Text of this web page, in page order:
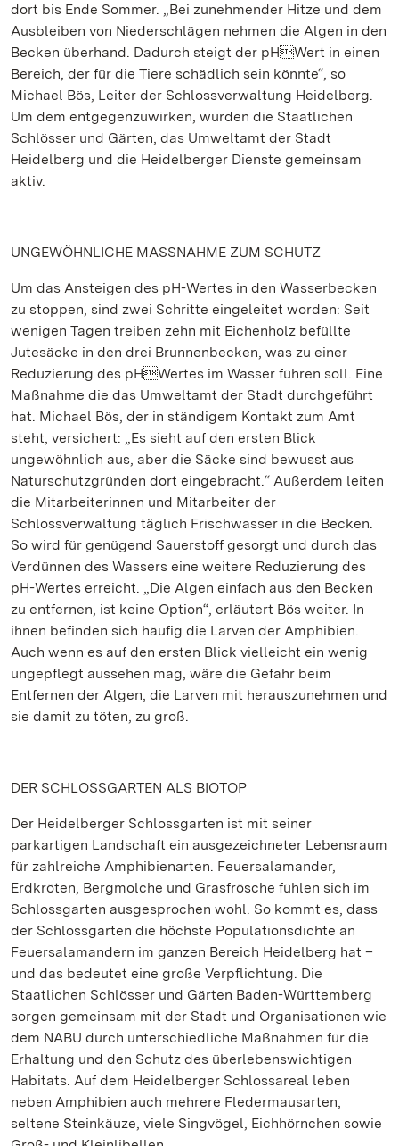
dort bis Ende Sommer. „Bei zunehmender Hitze und dem
Ausbleiben von Niederschlägen nehmen die Algen in den
Becken überhand. Dadurch steigt der pHWert in einen
Bereich, der für die Tiere schädlich sein könnte“, so
Michael Bös, Leiter der Schlossverwaltung Heidelberg.
Um dem entgegenzuwirken, wurden die Staatlichen
Schlösser und Gärten, das Umweltamt der Stadt
Heidelberg und die Heidelberger Dienste gemeinsam
aktiv.
UNGEWÖHNLICHE MASSNAHME ZUM SCHUTZ
Um das Ansteigen des pH-Wertes in den Wasserbecken
zu stoppen, sind zwei Schritte eingeleitet worden: Seit
wenigen Tagen treiben zehn mit Eichenholz befüllte
Jutesäcke in den drei Brunnenbecken, was zu einer
Reduzierung des pHWertes im Wasser führen soll. Eine
Maßnahme die das Umweltamt der Stadt durchgeführt
hat. Michael Bös, der in ständigem Kontakt zum Amt
steht, versichert: „Es sieht auf den ersten Blick
ungewöhnlich aus, aber die Säcke sind bewusst aus
Naturschutzgründen dort eingebracht.“ Außerdem leiten
die Mitarbeiterinnen und Mitarbeiter der
Schlossverwaltung täglich Frischwasser in die Becken.
So wird für genügend Sauerstoff gesorgt und durch das
Verdünnen des Wassers eine weitere Reduzierung des
pH-Wertes erreicht. „Die Algen einfach aus den Becken
zu entfernen, ist keine Option“, erläutert Bös weiter. In
ihnen befinden sich häufig die Larven der Amphibien.
Auch wenn es auf den ersten Blick vielleicht ein wenig
ungepflegt aussehen mag, wäre die Gefahr beim
Entfernen der Algen, die Larven mit herauszunehmen und
sie damit zu töten, zu groß.
DER SCHLOSSGARTEN ALS BIOTOP
Der Heidelberger Schlossgarten ist mit seiner
parkartigen Landschaft ein ausgezeichneter Lebensraum
für zahlreiche Amphibienarten. Feuersalamander,
Erdkröten, Bergmolche und Grasfrösche fühlen sich im
Schlossgarten ausgesprochen wohl. So kommt es, dass
der Schlossgarten die höchste Populationsdichte an
Feuersalamandern im ganzen Bereich Heidelberg hat –
und das bedeutet eine große Verpflichtung. Die
Staatlichen Schlösser und Gärten Baden-Württemberg
sorgen gemeinsam mit der Stadt und Organisationen wie
dem NABU durch unterschiedliche Maßnahmen für die
Erhaltung und den Schutz des überlebenswichtigen
Habitats. Auf dem Heidelberger Schlossareal leben
neben Amphibien auch mehrere Fledermausarten,
seltene Steinkäuze, viele Singvögel, Eichhörnchen sowie